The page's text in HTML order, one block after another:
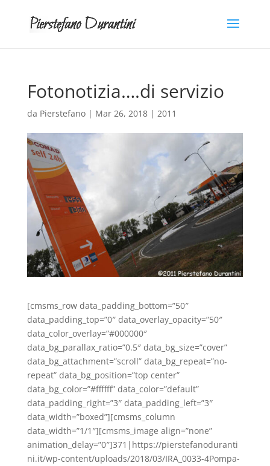
Fotonotizia….di servizio
da Pierstefano| Mar 26, 2018| 2011
[cmsms_row data_padding_bottom=”50″
data_padding_top=”0″ data_overlay_opacity=”50″
data_color_overlay=”#000000″
data_bg_parallax_ratio=”0.5″ data_bg_size=”cover”
data_bg_attachment=”scroll” data_bg_repeat=”no-
repeat” data_bg_position=”top center”
data_bg_color=”#ffffff” data_color=”default”
data_padding_right=”3″ data_padding_left=”3″
data_width=”boxed”][cmsms_column
data_width=”1/1″][cmsms_image align=”none”
animation_delay=”0″]371|https://pierstefanoduranti
ni.it/wp-content/uploads/2018/03/IRA_0033-4Pompa-